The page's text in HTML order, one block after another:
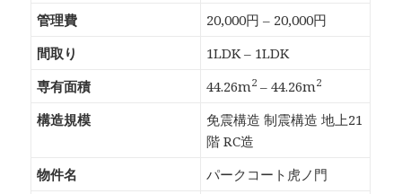
管理費
20,000円 – 20,000円
間取り
1LDK – 1LDK
専有面積
44.26m2 – 44.26m2
構造規模
免震構造 制震構造 地上21
階 RC造
物件名
パークコート虎ノ門